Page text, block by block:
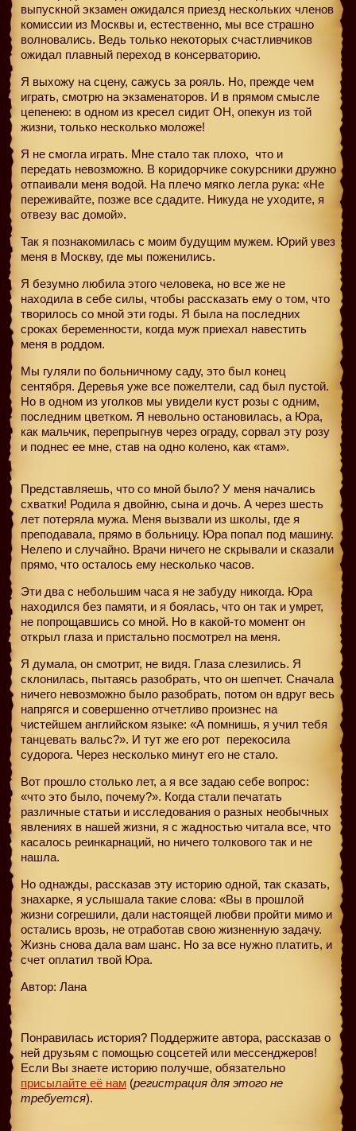
выпускной экзамен ожидался приезд нескольких членов
комиссии из Москвы и, естественно, мы все страшно
волновались. Ведь только некоторых счастливчиков
ожидал плавный переход в консерваторию.
Я выхожу на сцену, сажусь за рояль. Но, прежде чем
играть, смотрю на экзаменаторов. И в прямом смысле
цепенею: в одном из кресел сидит ОН, опекун из той
жизни, только несколько моложе!
Я не смогла играть. Мне стало так плохо, что и
передать невозможно. В коридорчике сокурсники дружно
отпаивали меня водой. На плечо мягко легла рука: «Не
переживайте, позже все сдадите. Никуда не уходите, я
отвезу вас домой».
Так я познакомилась с моим будущим мужем. Юрий увез
меня в Москву, где мы поженились.
Я безумно любила этого человека, но все же не
находила в себе силы, чтобы рассказать ему о том, что
творилось со мной эти годы. Я была на последних
сроках беременности, когда муж приехал навестить
меня в роддом.
Мы гуляли по больничному саду, это был конец
сентября. Деревья уже все пожелтели, сад был пустой.
Но в одном из уголков мы увидели куст розы с одним,
последним цветком. Я невольно остановилась, а Юра,
как мальчик, перепрыгнув через ограду, сорвал эту розу
и поднес ее мне, став на одно колено, как «там».
Представляешь, что со мной было? У меня начались
схватки! Родила я двойню, сына и дочь. А через шесть
лет потеряла мужа. Меня вызвали из школы, где я
преподавала, прямо в больницу. Юра попал под машину.
Нелепо и случайно. Врачи ничего не скрывали и сказали
прямо, что осталось ему несколько часов.
Эти два с небольшим часа я не забуду никогда. Юра
находился без памяти, и я боялась, что он так и умрет,
не попрощавшись со мной. Но в какой-то момент он
открыл глаза и пристально посмотрел на меня.
Я думала, он смотрит, не видя. Глаза слезились. Я
склонилась, пытаясь разобрать, что он шепчет. Сначала
ничего невозможно было разобрать, потом он вдруг весь
напрягся и совершенно отчетливо произнес на
чистейшем английском языке: «А помнишь, я учил тебя
танцевать вальс?». И тут же его рот перекосила
судорога. Через несколько минут его не стало.
Вот прошло столько лет, а я все задаю себе вопрос:
«что это было, почему?». Когда стали печатать
различные статьи и исследования о разных необычных
явлениях в нашей жизни, я с жадностью читала все, что
касалось реинкарнаций, но ничего толкового так и не
нашла.
Но однажды, рассказав эту историю одной, так сказать,
знахарке, я услышала такие слова: «Вы в прошлой
жизни согрешили, дали настоящей любви пройти мимо и
остались врозь, не отработав свою жизненную задачу.
Жизнь снова дала вам шанс. Но за все нужно платить, и
счет оплатил твой Юра.
Автор: Лана
Понравилась история? Поддержите автора, рассказав о
ней друзьям с помощью соцсетей или мессенджеров!
Если Вы знаете историю получше, обязательно
присылайте её нам (регистрация для этого не
требуется).